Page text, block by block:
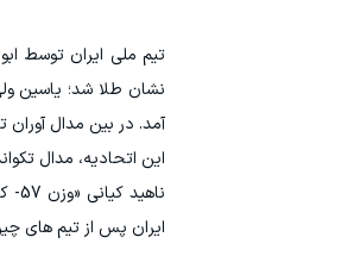
آمد. در بین مدال آوران
این اتحادیه، مدال
ایران پس از تیم های